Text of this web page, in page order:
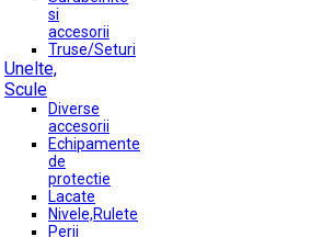
si
accesorii
Truse/Seturi
Unelte,
Scule
Diverse
accesorii
Echipamente
de
protectie
Lacate
Nivele,Rulete
Perii